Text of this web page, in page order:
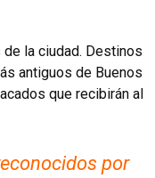
la ciudad. Destinos
antiguos de Buenos
que recibirán al
por